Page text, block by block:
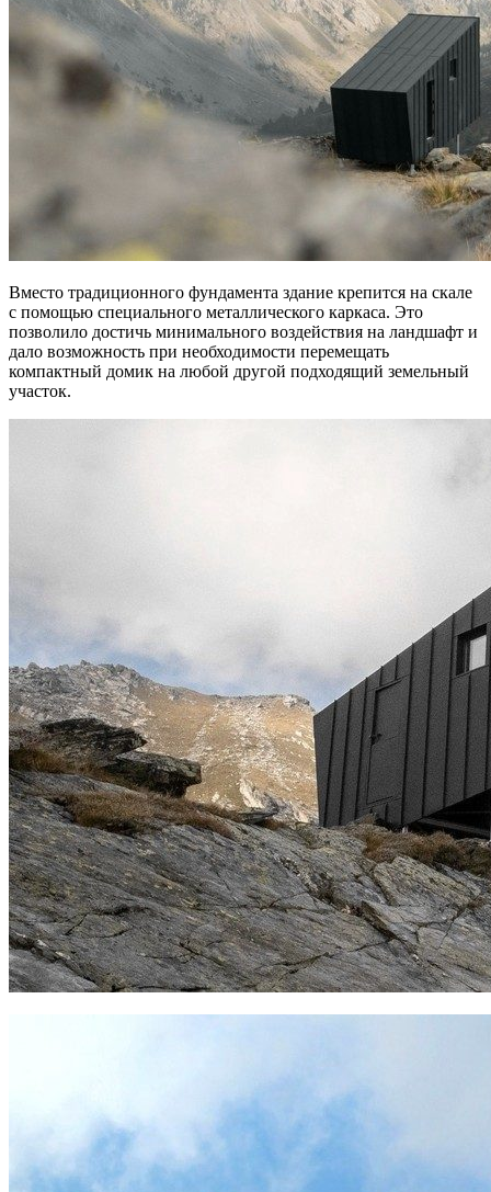
Вместо традиционного фундамента здание крепится на скале
с помощью специального металлического каркаса. Это
позволило достичь минимального воздействия на ландшафт и
дало возможность при необходимости перемещать
компактный домик на любой другой подходящий земельный
участок.